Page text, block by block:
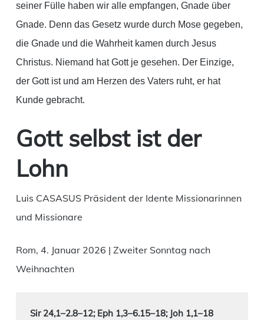
seiner Fülle haben wir alle empfangen, Gnade über
Gnade. Denn das Gesetz wurde durch Mose gegeben,
die Gnade und die Wahrheit kamen durch Jesus
Christus. Niemand hat Gott je gesehen. Der Einzige,
der Gott ist und am Herzen des Vaters ruht, er hat
Kunde gebracht.
Gott selbst ist der
Lohn
Luis CASASUS Präsident der Idente Missionarinnen
und Missionare
Rom, 4. Januar 2026 | Zweiter Sonntag nach
Weihnachten
Sir 24,1–2.8–12; Eph 1,3–6.15–18; Joh 1,1–18